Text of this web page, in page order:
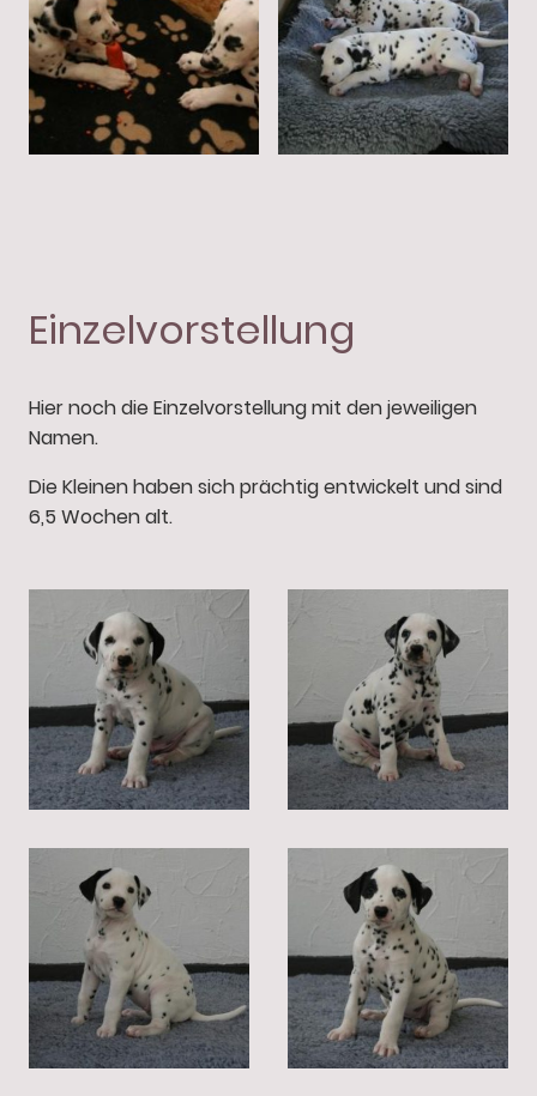
Einzelvorstellung
Hier noch die Einzelvorstellung mit den jeweiligen
Namen.
Die Kleinen haben sich prächtig entwickelt und sind
6,5 Wochen alt.